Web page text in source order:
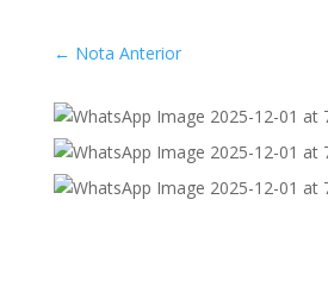
← Nota Anterior